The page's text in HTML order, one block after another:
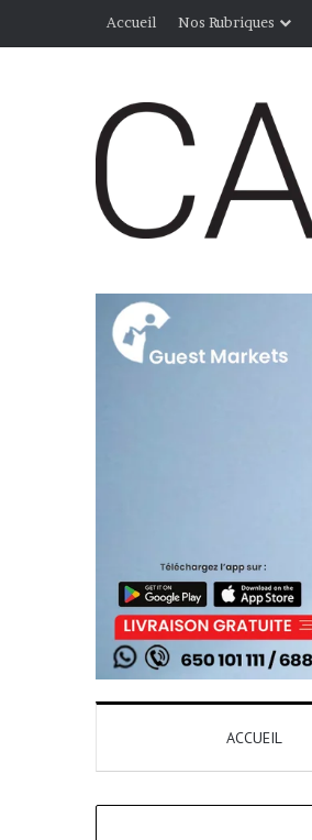
Accueil Nos Rubriques
ACCUEIL